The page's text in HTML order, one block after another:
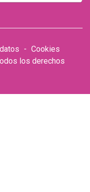
- Cookies
los derechos